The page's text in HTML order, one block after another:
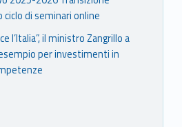
ciclo di seminari online
l’Italia”, il ministro Zangrillo a
per investimenti in